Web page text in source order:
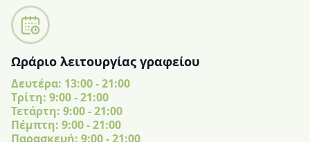
Ωράριο λειτουργίας γραφείου
Δευτέρα: 13:00 - 21:00
Tρίτη: 9:00 - 21:00
Τετάρτη: 9:00 - 21:00
Πέμπτη: 9:00 - 21:00
Παρασκευή: 9:00 - 21:00